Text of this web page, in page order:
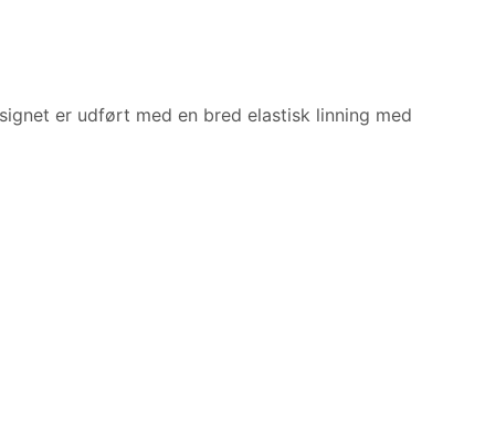
er udført med en bred elastisk linning med